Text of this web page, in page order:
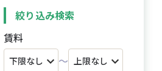
絞り込み検索
賃料
～